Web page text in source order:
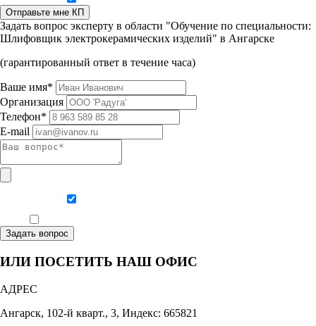
Отправьте мне КП
Задать вопрос эксперту в области "Обучение по специальности:
Шлифовщик электрокерамических изделий" в Ангарске
(гарантированный ответ в течение часа)
Ваше имя*
Организация
Телефон*
E-mail
Задать вопрос
ИЛИ ПОСЕТИТЬ НАШ ОФИС
АДРЕС
Ангарск, 102-й кварт., 3, Индекс: 665821